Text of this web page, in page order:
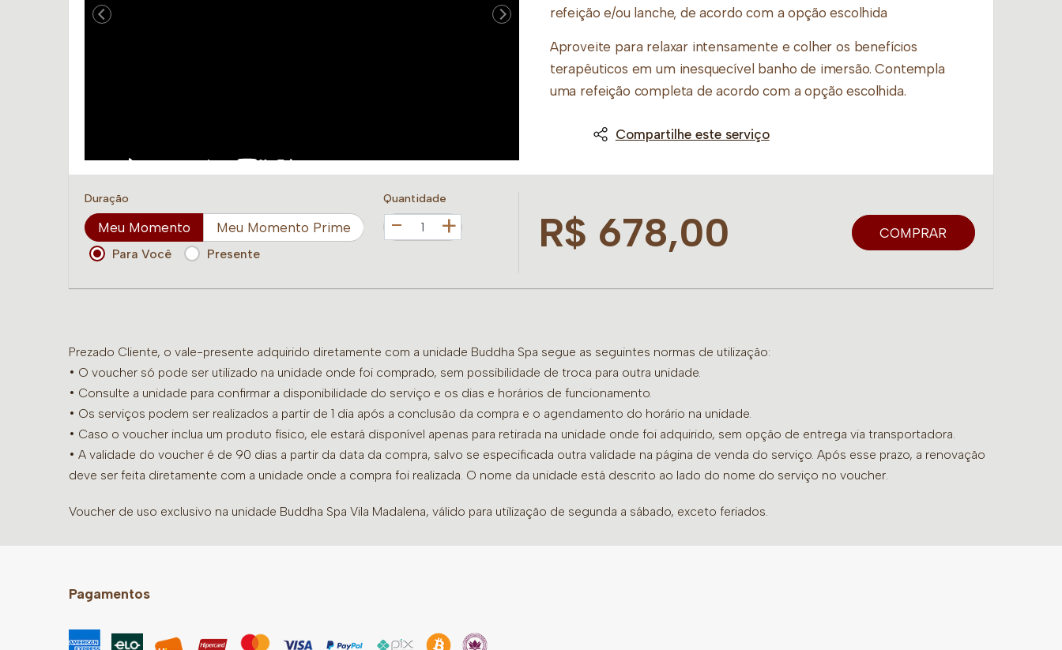
refeição e/ou lanche, de acordo com a opção escolhida
Aproveite para relaxar intensamente e colher os benefícios
terapêuticos em um inesquecível banho de imersão. Contempla
uma refeição completa de acordo com a opção escolhida.
Day Spa Meu Momento:
– Banho de Imersão 30’
– Refeição
Obs: O Banho de Imersão e a Refeição serão substituídos por
serviços. Caso prefira ligar a banheira de hidromassagem, informe
Compartilhe este serviço
Duração
Meu Momento Meu Momento Prime
Quantidade
+
Para Você Presente R$ 678,00 COMPRAR
Prezado Cliente, o vale-presente adquirido diretamente com a unidade Buddha Spa segue as seguintes normas de utilização:
• O voucher só pode ser utilizado na unidade onde foi comprado, sem possibilidade de troca para outra unidade.
• Consulte a unidade para confirmar a disponibilidade do serviço e os dias e horários de funcionamento.
• Os serviços podem ser realizados a partir de 1 dia após a conclusão da compra e o agendamento do horário na unidade.
• Caso o voucher inclua um produto físico, ele estará disponível apenas para retirada na unidade onde foi adquirido, sem opção de entrega via transportadora.
• A validade do voucher é de 90 dias a partir da data da compra, salvo se especificada outra validade na página de venda do serviço. Após esse prazo, a renovação
deve ser feita diretamente com a unidade onde a compra foi realizada. O nome da unidade está descrito ao lado do nome do serviço no voucher.
Voucher de uso exclusivo na unidade Buddha Spa Vila Madalena, válido para utilização de segunda a sábado, exceto feriados.
Pagamentos